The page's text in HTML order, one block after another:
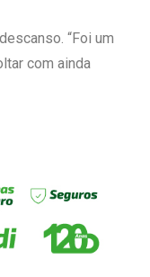
“Foi um
com ainda